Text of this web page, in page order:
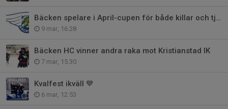
Bäcken spelare i April-cupen för både killar och tjejer
9 mar, 16:28
Bäcken HC vinner andra raka mot Kristianstad IK
7 mar, 15:30
Kvalfest ikväll 💙
6 mar, 12:53